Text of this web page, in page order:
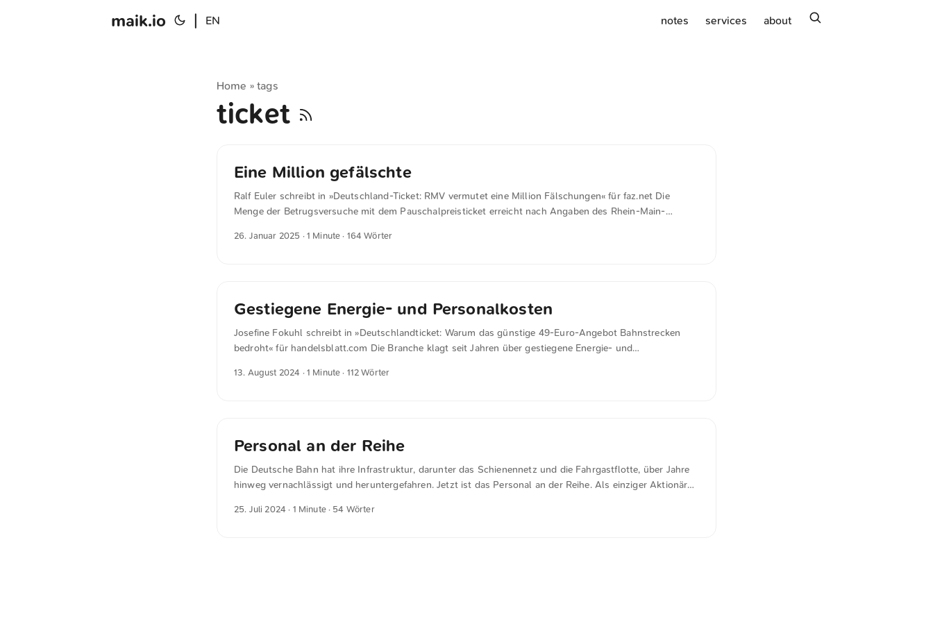
maik.io EN notes services about
Home »tags
ticket
Eine Million gefälschte
Ralf Euler schreibt in »Deutschland-Ticket: RMV vermutet eine Million Fälschungen« für faz.net Die
Menge der Betrugsversuche mit dem Pauschalpreisticket erreicht nach An­gaben des Rhein-Main-
neben den fast 14 Millionen in Deutschland verkauften Tickets rund eine Million gefälschte oder nicht
26. Januar 2025 · 1 Minute · 164 Wörter
Gestiegene Energie- und Personalkosten
Josefine Fokuhl schreibt in »Deutschlandticket: Warum das günstige 49-Euro-Angebot Bahnstrecken
bedroht« für handelsblatt.com Die Branche klagt seit Jahren über gestiegene Energie- und
Alternativen wie Elektro- oder Wasserstoffantriebe kostspielig. Dieses Argument ist für mich nicht
zurückgegangen. Zwar wurden im Frühjahr höhere Löhne ausgehandelt, aber ich bezweifle, dass diese
die Einsparungen bei Personal- und Energiekosten aufzehren. ...
13. August 2024 · 1 Minute · 112 Wörter
Personal an der Reihe
Die Deutsche Bahn hat ihre Infrastruktur, darunter das Schienennetz und die Fahrgastflotte, über Jahre
hinweg vernachlässigt und heruntergefahren. Jetzt ist das Personal an der Reihe. Als einziger Aktionär
Jahren einen finanziellen Schutzschirm aufzuspannen, um die “Verluste” so gering wie möglich zu
25. Juli 2024 · 1 Minute · 54 Wörter